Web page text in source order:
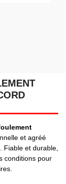
et agréé
Fiable et durable,
conditions pour